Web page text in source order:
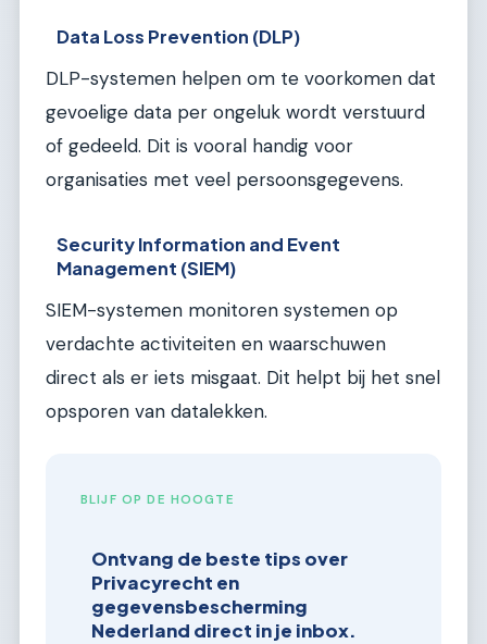
Data Loss Prevention (DLP)
DLP-systemen helpen om te voorkomen dat
gevoelige data per ongeluk wordt verstuurd
of gedeeld. Dit is vooral handig voor
organisaties met veel persoonsgegevens.
Security Information and Event
Management (SIEM)
SIEM-systemen monitoren systemen op
verdachte activiteiten en waarschuwen
direct als er iets misgaat. Dit helpt bij het snel
opsporen van datalekken.
BLIJF OP DE HOOGTE
Ontvang de beste tips over
Privacyrecht en
gegevensbescherming
Nederland direct in je inbox.